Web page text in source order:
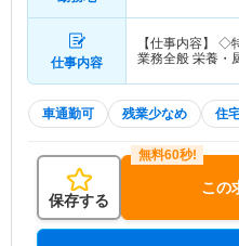
仕事内容
【仕事内容】 ◇
業務全般 栄養・
車通勤可 残業少なめ 住
保存する
この